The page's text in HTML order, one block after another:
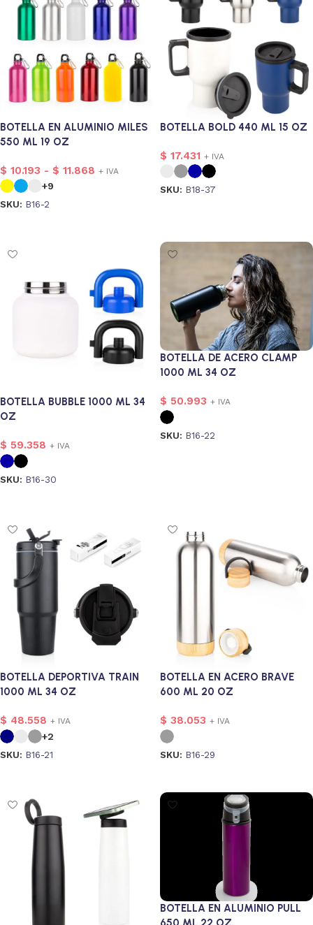
BOTELLA EN ALUMINIO MILES
550 ML 19 OZ
$ 10.193 - $ 11.868 + IVA
+9
SKU: B16-2
BOTELLA BOLD 440 ML 15 OZ
$ 17.431 + IVA
SKU: B18-37
BOTELLA BUBBLE 1000 ML 34
OZ
$ 59.358 + IVA
SKU: B16-30
BOTELLA DE ACERO CLAMP
1000 ML 34 OZ
$ 50.993 + IVA
SKU: B16-22
BOTELLA DEPORTIVA TRAIN
1000 ML 34 OZ
$ 48.558 + IVA
+2
SKU: B16-21
BOTELLA EN ACERO BRAVE
600 ML 20 OZ
$ 38.053 + IVA
SKU: B16-29
BOTELLA EN ALUMINIO PULL